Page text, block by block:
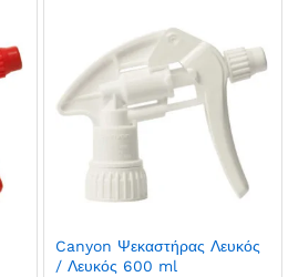
Canyon Ψεκαστήρας Λευκός
/ Λευκός 600 ml